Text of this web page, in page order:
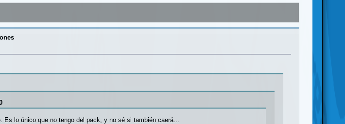
lo único que no tengo del pack, y no sé si también caerá...